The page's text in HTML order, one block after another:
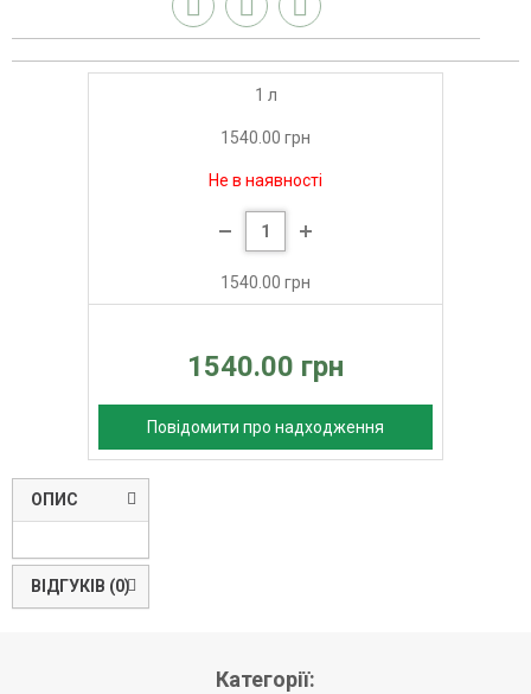
1 л
1540.00 грн
Не в наявності
1540.00 грн
1540.00 грн
Повідомити про надходження
ОПИС
ВІДГУКІВ (0)
Категорії: